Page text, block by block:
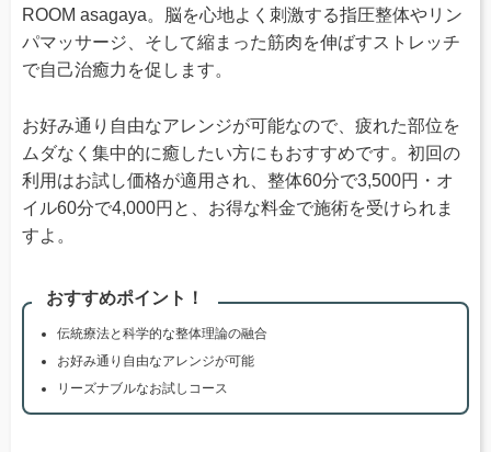
ROOM asagaya。脳を心地よく刺激する指圧整体やリン
パマッサージ、そして縮まった筋肉を伸ばすストレッチ
で自己治癒力を促します。
お好み通り自由なアレンジが可能なので、疲れた部位を
ムダなく集中的に癒したい方にもおすすめです。初回の
利用はお試し価格が適用され、整体60分で3,500円・オ
イル60分で4,000円と、お得な料金で施術を受けられま
すよ。
おすすめポイント！
伝統療法と科学的な整体理論の融合
お好み通り自由なアレンジが可能
リーズナブルなお試しコース